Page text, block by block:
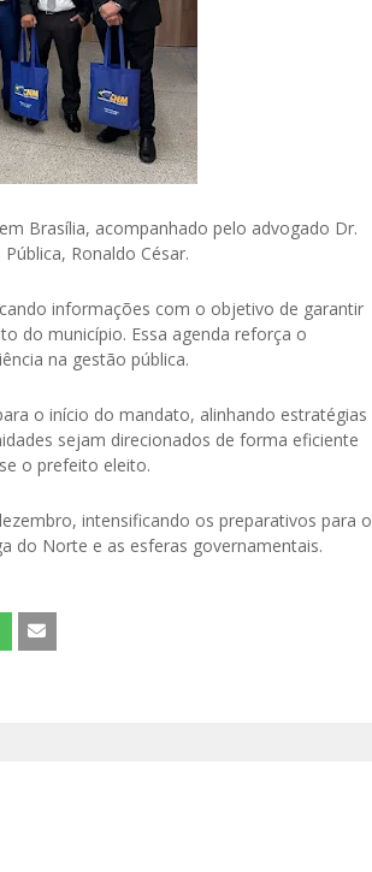
Brasília, acompanhado pelo advogado Dr.
Ronaldo César.
informações com o objetivo de garantir
do município. Essa agenda reforça o
na gestão pública.
o início do mandato, alinhando estratégias
sejam direcionados de forma eficiente
o prefeito eleito.
intensificando os preparativos para o
do Norte e as esferas governamentais.